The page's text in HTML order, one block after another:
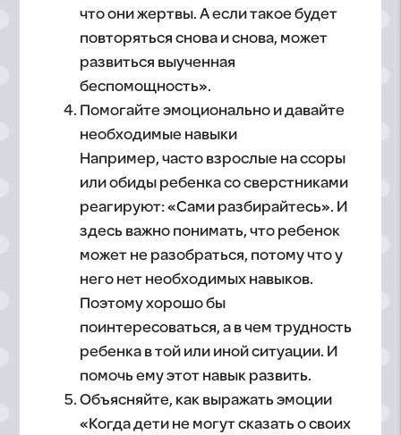
что они жертвы. А если такое будет
повторяться снова и снова, может
развиться выученная
беспомощность».
Помогайте эмоционально и давайте
необходимые навыки
Например, часто взрослые на ссоры
или обиды ребенка со сверстниками
реагируют: «Сами разбирайтесь». И
здесь важно понимать, что ребенок
может не разобраться, потому что у
него нет необходимых навыков.
Поэтому хорошо бы
поинтересоваться, а в чем трудность
ребенка в той или иной ситуации. И
помочь ему этот навык развить.
Объясняйте, как выражать эмоции
«Когда дети не могут сказать о своих